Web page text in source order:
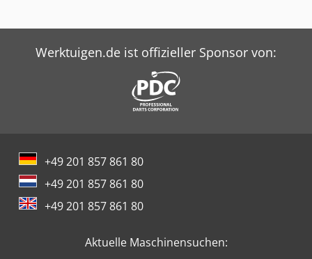
Werktuigen.de ist offizieller Sponsor von:
+49 201 857 861 80
+49 201 857 861 80
+49 201 857 861 80
Aktuelle Maschinensuchen: